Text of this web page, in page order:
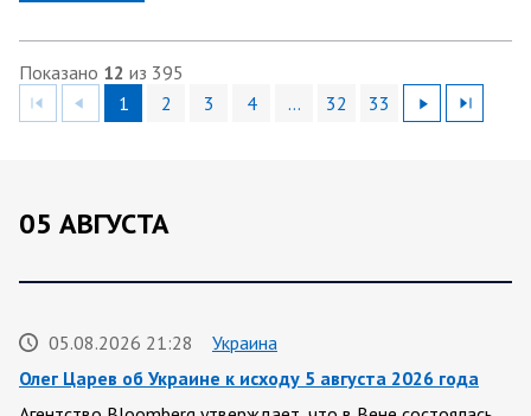
Показано 12 из 395
1
2 3 4 … 32 33
05 АВГУСТА
05.08.2026 21:28
Украина
Олег Царев об Украине к исходу 5 августа 2026 года